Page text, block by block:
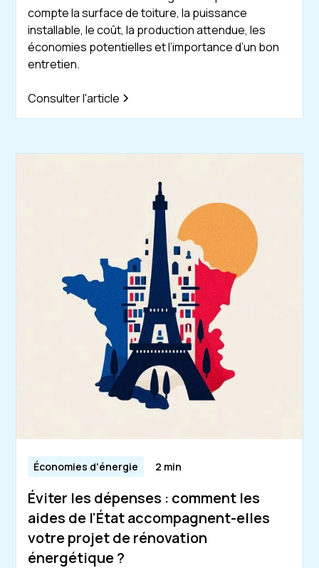
compte la surface de toiture, la puissance
installable, le coût, la production attendue, les
économies potentielles et l’importance d’un bon
entretien.
Consulter l'article
Économies d'énergie 2 min
Éviter les dépenses : comment les
aides de l'État accompagnent-elles
votre projet de rénovation
énergétique ?